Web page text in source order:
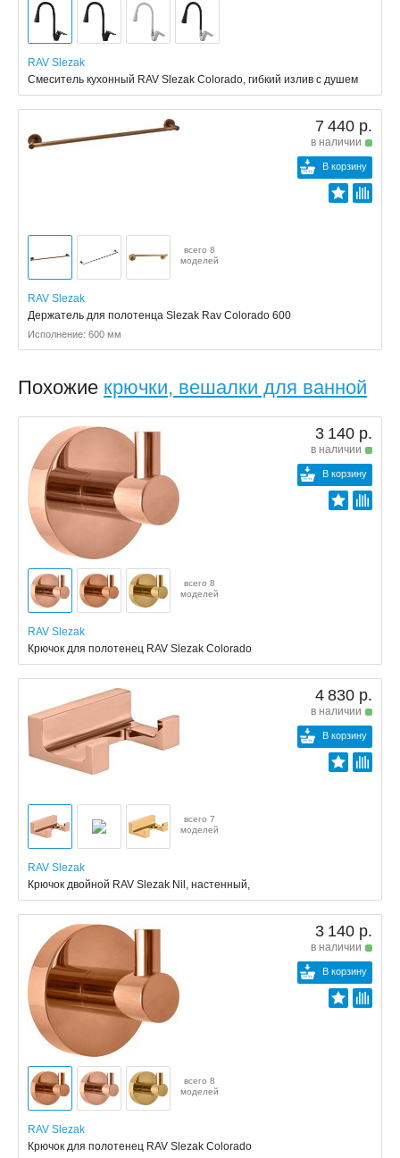
RAV Slezak
Смеситель кухонный RAV Slezak Colorado, гибкий излив с душем
7 440 р.
в наличии
В корзину
всего 8
моделей
RAV Slezak
Держатель для полотенца Slezak Rav Colorado 600
Исполнение: 600 мм
Похожие крючки, вешалки для ванной
3 140 р.
в наличии
В корзину
всего 8
моделей
RAV Slezak
Крючок для полотенец RAV Slezak Colorado
4 830 р.
в наличии
В корзину
всего 7
моделей
RAV Slezak
Крючок двойной RAV Slezak Nil, настенный,
3 140 р.
в наличии
В корзину
всего 8
моделей
RAV Slezak
Крючок для полотенец RAV Slezak Colorado